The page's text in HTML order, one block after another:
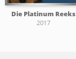
Die Platinum Reeks
2017